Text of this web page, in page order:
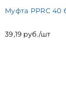
Муфта PPRC 40
39,19 руб./шт